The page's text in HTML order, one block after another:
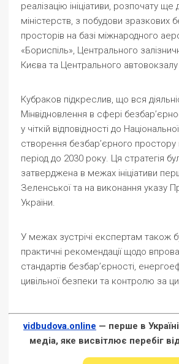
реалізацію ініціативи, розпочату ще
міністерств, з побудови зразкових
просторів на базі міжнародного
«Бориспіль», Центрального
Києва та Центрального автовокзалу
Кубраков підкреслив, що вся
Мінвідновлення в сфері
у чіткій відповідності до Національної
створення безбар’єрного простору
період до 2030 року. Ця стратегія
затверджена в межах ініціативи
Зеленської та на виконання указу
України.
У межах зустрічі експертам також
практичні рекомендації щодо
стандартів безбар’єрності,
цивільної безпеки та контролю за
vidbudova.online — перше в
медіа, яке висвітлює перебіг